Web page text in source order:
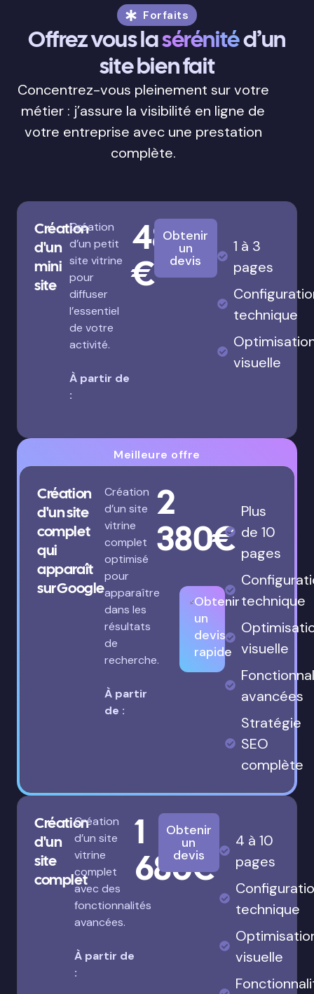
Forfaits
Offrez vous lasérénitéd’un
site bien fait
Concentrez-vous pleinement sur votre
métier : j’assure la visibilité en ligne de
votre entreprise avec une prestation
complète.
Création
d'un
mini
site
Création
d’un petit
site vitrine
pour
diffuser
l’essentiel
de votre
activité.
À partir de
:
480
€
Obtenir
un
devis
1 à 3
pages
technique
visuelle
Meilleure offre
Création
d'un site
complet
qui
apparaît
sur Google
Création
d’un site
vitrine
complet
optimisé
pour
apparaître
dans les
résultats
de
recherche.
À partir
de :
2
380€
Obtenir
un
devis
rapide
Plus
de 10
pages
technique
visuelle
avancées
Stratégie
SEO
complète
Création
d'un
site
complet
Création
d’un site
vitrine
complet
avec des
fonctionnalités
avancées.
À partir de
:
1
680€
Obtenir
un
devis
4 à 10
pages
technique
visuelle